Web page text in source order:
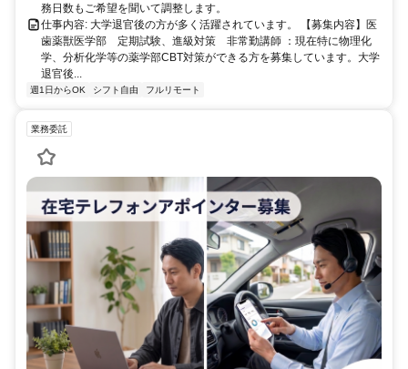
務日数もご希望を聞いて調整します。
仕事内容: 大学退官後の方が多く活躍されています。 【募集内容】医
歯薬獣医学部 定期試験、進級対策 非常勤講師 ：現在特に物理化
学、分析化学等の薬学部CBT対策ができる方を募集しています。大学
退官後...
週1日からOK シフト自由 フルリモート
業務委託